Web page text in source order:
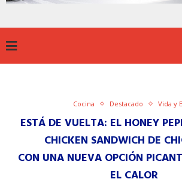
Cocina Destacado Vida y
ESTÁ DE VUELTA: EL HONEY
CHICKEN SANDWICH DE
CON UNA NUEVA OPCIÓN
EL CALOR